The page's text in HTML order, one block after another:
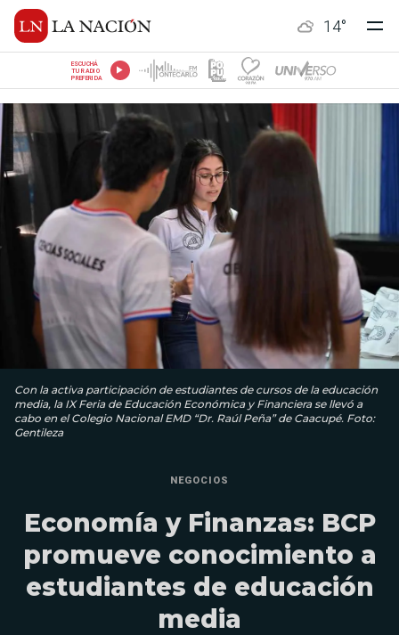
14°
ESCUCHÁ
TU RADIO
PREFERIDA
Con la activa participación de estudiantes de cursos de la educación
media, la IX Feria de Educación Económica y Financiera se llevó a
cabo en el Colegio Nacional EMD “Dr. Raúl Peña” de Caacupé. Foto:
Gentileza
NEGOCIOS
Economía y Finanzas: BCP
promueve conocimiento a
estudiantes de educación
media